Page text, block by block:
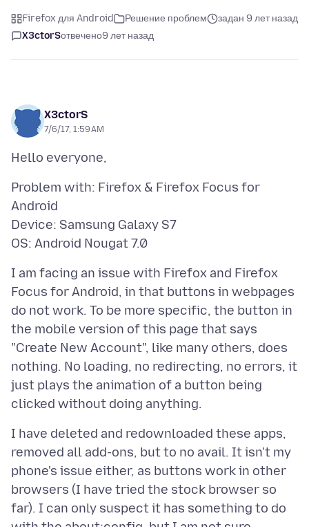
Firefox для Android Решение проблем
задан 9 лет назад
X3ctorSотвечено9 лет назад
X3ctorS
7/6/17, 1:59 AM
Problem with: Firefox & Firefox Focus for
Android
Device: Samsung Galaxy S7
I am facing an issue with Firefox and Firefox
Focus for Android, in that buttons in webpages
do not work. To be more specific, the button in
the mobile version of this page that says
"Create New Account", like many others, does
nothing. No loading, no redirecting, no errors, it
just plays the animation of a button being
I have deleted and redownloaded these apps,
removed all add-ons, but to no avail. It isn't my
phone's issue either, as buttons work in other
browsers (I have tried the stock browser so
far). I can only suspect it has something to do